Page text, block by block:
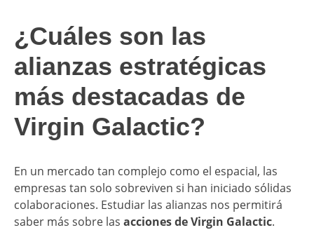
¿Cuáles son las
alianzas estratégicas
más destacadas de
Virgin Galactic?
En un mercado tan complejo como el espacial, las
empresas tan solo sobreviven si han iniciado sólidas
colaboraciones. Estudiar las alianzas nos permitirá
saber más sobre las acciones de Virgin Galactic.